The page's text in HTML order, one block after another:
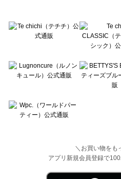
＼お買い物をも
アプリ新規会員登録で